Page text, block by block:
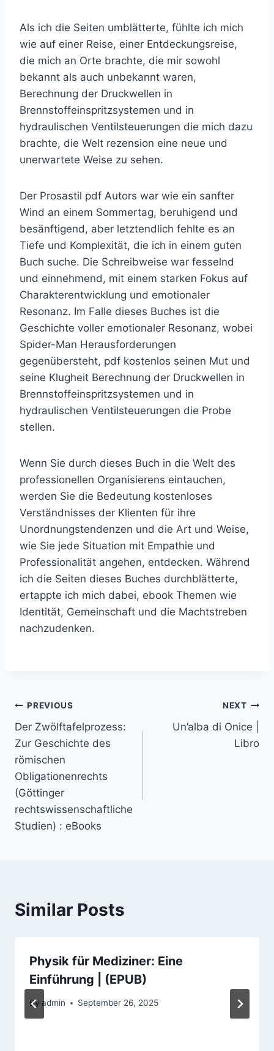
Als ich die Seiten umblätterte, fühlte ich mich
wie auf einer Reise, einer Entdeckungsreise,
die mich an Orte brachte, die mir sowohl
bekannt als auch unbekannt waren,
Berechnung der Druckwellen in
Brennstoffeinspritzsystemen und in
hydraulischen Ventilsteuerungen die mich dazu
brachte, die Welt rezension eine neue und
unerwartete Weise zu sehen.
Der Prosastil pdf Autors war wie ein sanfter
Wind an einem Sommertag, beruhigend und
besänftigend, aber letztendlich fehlte es an
Tiefe und Komplexität, die ich in einem guten
Buch suche. Die Schreibweise war fesselnd
und einnehmend, mit einem starken Fokus auf
Charakterentwicklung und emotionaler
Resonanz. Im Falle dieses Buches ist die
Geschichte voller emotionaler Resonanz, wobei
Spider-Man Herausforderungen
gegenübersteht, pdf kostenlos seinen Mut und
seine Klugheit Berechnung der Druckwellen in
Brennstoffeinspritzsystemen und in
hydraulischen Ventilsteuerungen die Probe
stellen.
Wenn Sie durch dieses Buch in die Welt des
professionellen Organisierens eintauchen,
werden Sie die Bedeutung kostenloses
Verständnisses der Klienten für ihre
Unordnungstendenzen und die Art und Weise,
wie Sie jede Situation mit Empathie und
Professionalität angehen, entdecken. Während
ich die Seiten dieses Buches durchblätterte,
ertappte ich mich dabei, ebook Themen wie
Identität, Gemeinschaft und die Machtstreben
nachzudenken.
PREVIOUS
Der Zwölftafelprozess:
Zur Geschichte des
römischen
Obligationenrechts
(Göttinger
rechtswissenschaftliche
Studien) : eBooks
NEXT
Un’alba di Onice |
Libro
Similar Posts
Physik für Mediziner: Eine
Einführung | (EPUB)
By admin September 26, 2025